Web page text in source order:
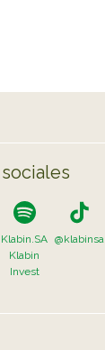
Klabin.SA
Klabin
Invest
@klabinsa